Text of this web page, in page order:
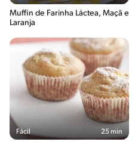
Muffin de Farinha Láctea, Maçã e
Laranja
Fácil 25 min